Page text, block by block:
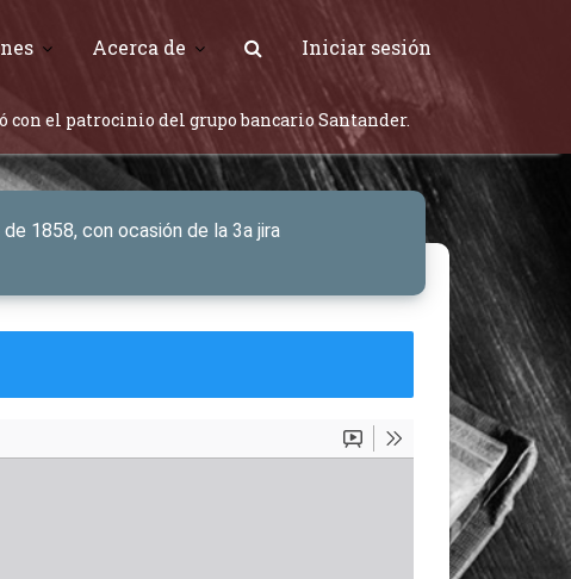
Acerca de Iniciar sesión
con el patrocinio del grupo bancario Santander.
1858, con ocasión de la 3a jira